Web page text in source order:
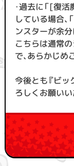
・過去に「[復活
している場合
ンスターが余
こちらは通常
で、あらかじめ
今後とも『ビッ
ろしくお願いい